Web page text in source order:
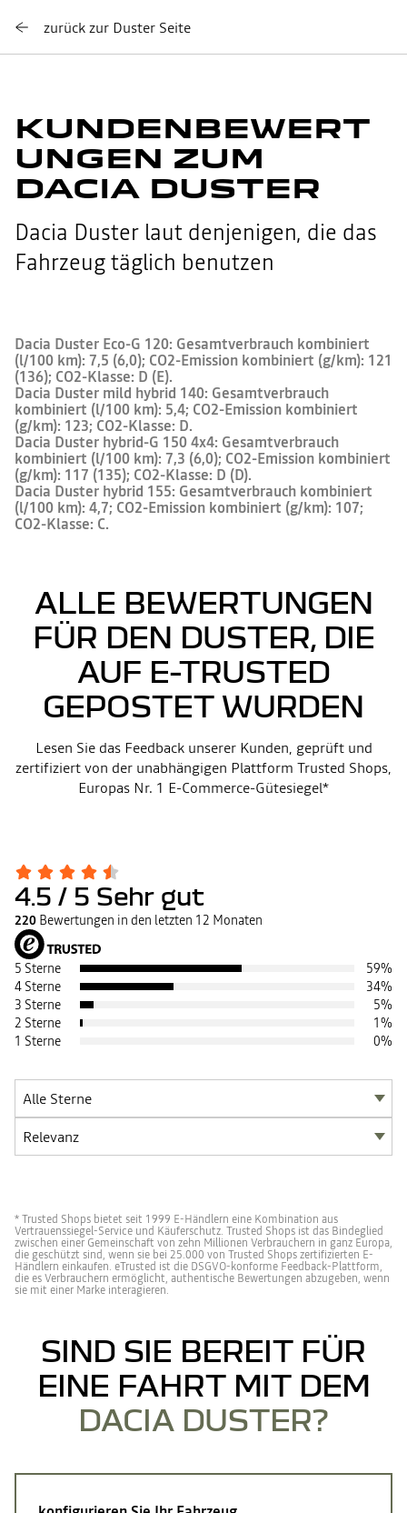
zurück zur Duster Seite
KUNDENBEWERT
UNGEN ZUM
DACIA DUSTER
Dacia Duster laut denjenigen, die das
Fahrzeug täglich benutzen
Dacia Duster Eco-G 120: Gesamtverbrauch kombiniert
(l/100 km): 7,5 (6,0); CO2-Emission kombiniert (g/km): 121
(136); CO2-Klasse: D (E).
Dacia Duster mild hybrid 140: Gesamtverbrauch
kombiniert (l/100 km): 5,4; CO2-Emission kombiniert
(g/km): 123; CO2-Klasse: D.
Dacia Duster hybrid-G 150 4x4: Gesamtverbrauch
kombiniert (l/100 km): 7,3 (6,0); CO2-Emission kombiniert
(g/km): 117 (135); CO2-Klasse: D (D).
Dacia Duster hybrid 155: Gesamtverbrauch kombiniert
(l/100 km): 4,7; CO2-Emission kombiniert (g/km): 107;
CO2-Klasse: C.
ALLE BEWERTUNGEN
FÜR DEN DUSTER, DIE
AUF E-TRUSTED
GEPOSTET WURDEN
Lesen Sie das Feedback unserer Kunden, geprüft und
zertifiziert von der unabhängigen Plattform Trusted Shops,
Europas Nr. 1 E-Commerce-Gütesiegel*
4.5 / 5 Sehr gut
220 Bewertungen in den letzten 12 Monaten
5 Sterne 59%
4 Sterne
34%
3 Sterne
5%
2 Sterne
1%
1 Sterne
0%
* Trusted Shops bietet seit 1999 E-Händlern eine Kombination aus
Vertrauenssiegel-Service und Käuferschutz. Trusted Shops ist das Bindeglied
zwischen einer Gemeinschaft von zehn Millionen Verbrauchern in ganz Europa,
die geschützt sind, wenn sie bei 25.000 von Trusted Shops zertifizierten E-
Händlern einkaufen. eTrusted ist die DSGVO-konforme Feedback-Plattform,
die es Verbrauchern ermöglicht, authentische Bewertungen abzugeben, wenn
sie mit einer Marke interagieren.
SIND SIE BEREIT FÜR
EINE FAHRT MIT DEM
DACIA DUSTER?